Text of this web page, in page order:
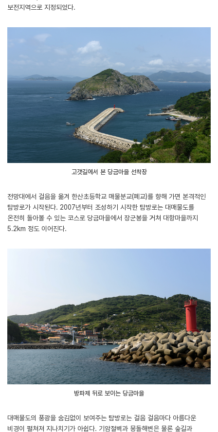
보전지역으로 지정되었다.
고갯길에서 본 당금마을 선착장
전망대에서 걸음을 옮겨 한산초등학교 매물분교(폐교)를 향해 가면 본격적인
탐방로가 시작된다. 2007년부터 조성하기 시작한 탐방로는 대매물도를
온전히 돌아볼 수 있는 코스로 당금마을에서 장군봉을 거쳐 대항마을까지
5.2km 정도 이어진다.
방파제 뒤로 보이는 당금마을
대매물도의 풍광을 숨김없이 보여주는 탐방로는 걸음 걸음마다 아름다운
비경이 펼쳐져 지나치기가 아쉽다. 기암절벽과 몽돌해변은 물론 숲길과